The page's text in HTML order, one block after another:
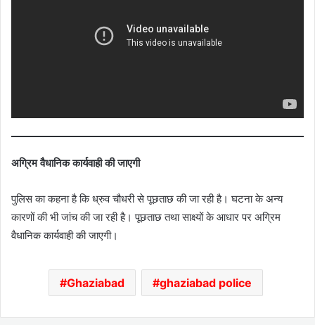
अग्रिम वैधानिक कार्यवाही की जाएगी
पुलिस का कहना है कि ध्रुव चौधरी से पूछताछ की जा रही है। घटना के अन्य
कारणों की भी जांच की जा रही है। पूछताछ तथा साक्ष्यों के आधार पर अग्रिम
वैधानिक कार्यवाही की जाएगी।
Ghaziabad ghaziabad police